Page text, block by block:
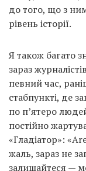
до того, що з
рівень історії.
Я також багато
зараз
певний час,
стабпункті, де
по п’ятеро
постійно
«Гладіатор»:
жаль, зараз не
залишайтеся —